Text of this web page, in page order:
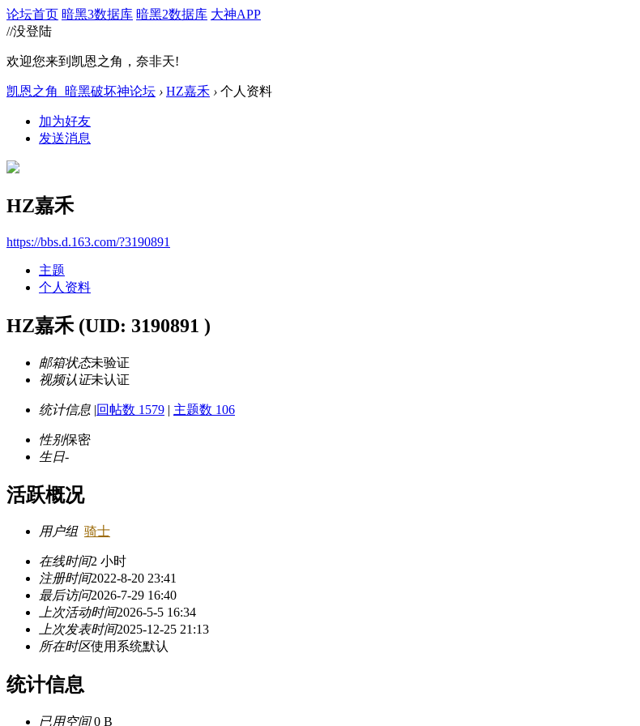
论坛首页 暗黑3数据库 暗黑2数据库 大神APP
//没登陆
欢迎您来到凯恩之角，奈非天!
凯恩之角_暗黑破坏神论坛 › HZ嘉禾 › 个人资料
加为好友
发送消息
HZ嘉禾
https://bbs.d.163.com/?3190891
主题
个人资料
HZ嘉禾 (UID: 3190891 )
邮箱状态未验证
视频认证未认证
统计信息 |回帖数 1579 | 主题数 106
性别保密
生日-
活跃概况
用户组 骑士
在线时间2 小时
注册时间2022-8-20 23:41
最后访问2026-7-29 16:40
上次活动时间2026-5-5 16:34
上次发表时间2025-12-25 21:13
所在时区使用系统默认
统计信息
已用空间0 B